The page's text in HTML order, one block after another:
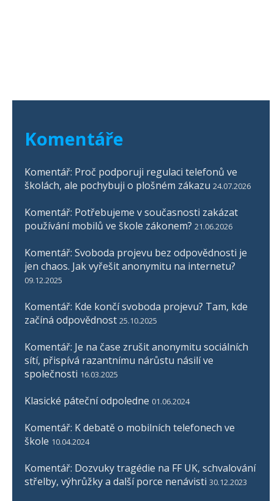
Komentáře
Komentář: Proč podporuji regulaci telefonů ve
školách, ale pochybuji o plošném zákazu 24.07.2026
Komentář: Potřebujeme v současnosti zakázat
používání mobilů ve škole zákonem? 21.06.2026
Komentář: Svoboda projevu bez odpovědnosti je
jen chaos. Jak vyřešit anonymitu na internetu?
09.12.2025
Komentář: Kde končí svoboda projevu? Tam, kde
začíná odpovědnost 25.10.2025
Komentář: Je na čase zrušit anonymitu sociálních
sítí, přispívá razantnímu nárůstu násilí ve
společnosti 16.03.2025
Klasické páteční odpoledne 01.06.2024
Komentář: K debatě o mobilních telefonech ve
škole 10.04.2024
Komentář: Dozvuky tragédie na FF UK, schvalování
střelby, výhrůžky a další porce nenávisti 30.12.2023